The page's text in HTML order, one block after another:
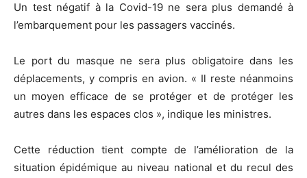
Un test négatif à la Covid-19 ne sera plus demandé à
l’embarquement pour les passagers vaccinés.
Le port du masque ne sera plus obligatoire dans les
déplacements, y compris en avion. « Il reste néanmoins
un moyen efficace de se protéger et de protéger les
autres dans les espaces clos », indique les ministres.
Cette réduction tient compte de l’amélioration de la
situation épidémique au niveau national et du recul des